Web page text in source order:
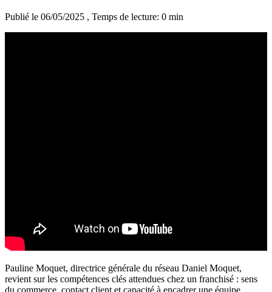
Publié le 06/05/2025 , Temps de lecture: 0 min
Pauline Moquet, directrice générale du réseau Daniel Moquet,
revient sur les compétences clés attendues chez un franchisé : sens